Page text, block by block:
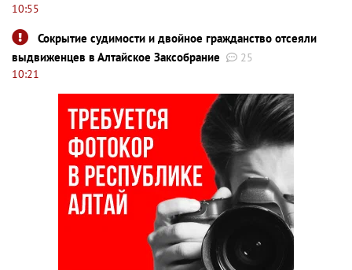
10:55
Сокрытие судимости и двойное гражданство отсеяли
выдвиженцев в Алтайское Заксобрание
25
10:21